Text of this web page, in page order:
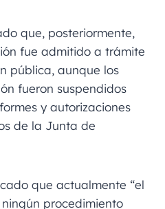
que, posteriormente,
fue admitido a trámite
pública, aunque los
fueron suspendidos
y autorizaciones
de la Junta de
que actualmente “el
procedimiento